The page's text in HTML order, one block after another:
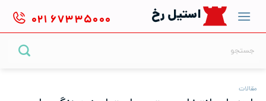
content
استیل رخ ۰۲۱ ۶۷۳۳۵۰۰۰
مقالات